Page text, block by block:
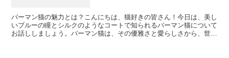
バーマン猫の魅力とは？こんにちは、猫好きの皆さん！今日は、美し
いブルーの瞳とシルクのようなコートで知られるバーマン猫について
お話ししましょう。バーマン猫は、その優雅さと愛らしさから、世界